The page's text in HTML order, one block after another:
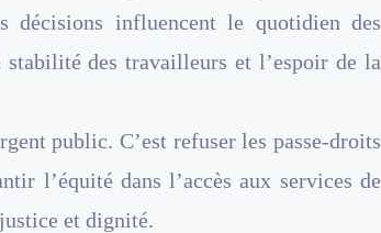
décisions influencent le quotidien des
des travailleurs et l’espoir de la
public. C’est refuser les passe-droits
l’équité dans l’accès aux services de
et dignité.